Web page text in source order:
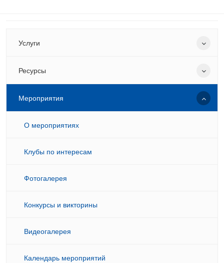
Услуги
Ресурсы
Мероприятия
О мероприятиях
Клубы по интересам
Фотогалерея
Конкурсы и викторины
Видеогалерея
Календарь мероприятий